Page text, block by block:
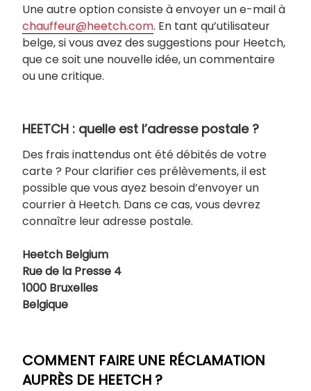
Une autre option consiste à envoyer un e-mail à
chauffeur@heetch.com. En tant qu’utilisateur
belge, si vous avez des suggestions pour Heetch,
que ce soit une nouvelle idée, un commentaire
ou une critique.
HEETCH : quelle est l’adresse postale ?
Des frais inattendus ont été débités de votre
carte ? Pour clarifier ces prélèvements, il est
possible que vous ayez besoin d’envoyer un
courrier à Heetch. Dans ce cas, vous devrez
connaître leur adresse postale.
Heetch Belgium
Rue de la Presse 4
1000 Bruxelles
Belgique
COMMENT FAIRE UNE RÉCLAMATION
AUPRÈS DE HEETCH ?